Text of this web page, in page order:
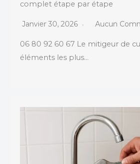
complet étape par étape
Janvier 30, 2026 Aucun
06 80 92 60 67 Le mitigeur de
éléments les plus…